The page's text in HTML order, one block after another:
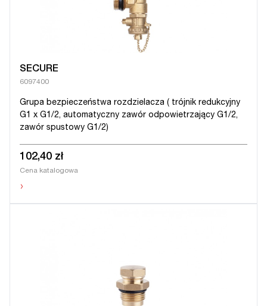
SECURE
6097400
Grupa bezpieczeństwa rozdzielacza ( trójnik redukcyjny
G1 x G1/2, automatyczny zawór odpowietrzający G1/2,
zawór spustowy G1/2)
102,40 zł
Cena katalogowa
›